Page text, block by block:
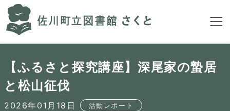
p
e
【ふるさと探究講座】深尾家の蟄居
と松山征伐
2026年01月18日 活動レポート